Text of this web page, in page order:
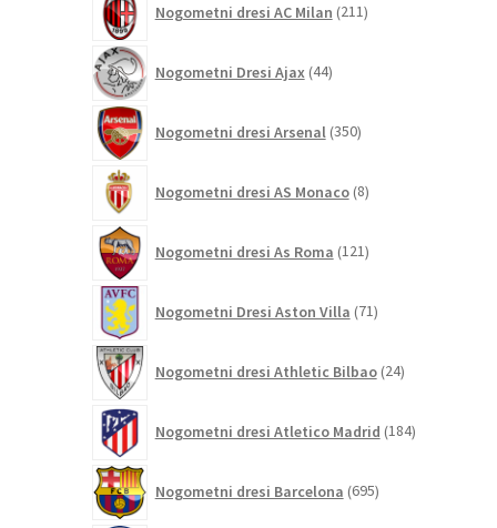
Nogometni dresi AC Milan 211izdelkov
Nogometni Dresi Ajax 44izdelkov
Nogometni dresi Arsenal 350izdelkov
Nogometni dresi AS Monaco 8izdelkov
Nogometni dresi As Roma 121izdelkov
Nogometni Dresi Aston Villa 71izdelkov
Nogometni dresi Athletic Bilbao 24izdelkov
Nogometni dresi Atletico Madrid 184izdelkov
Nogometni dresi Barcelona 695izdelkov